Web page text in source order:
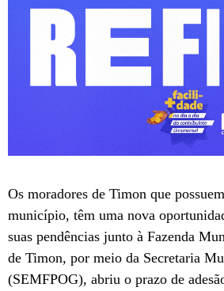
Os moradores de Timon que
município, têm uma nova
suas pendências junto à Fazenda
de Timon, por meio da Secretaria
(SEMFPOG), abriu o prazo de